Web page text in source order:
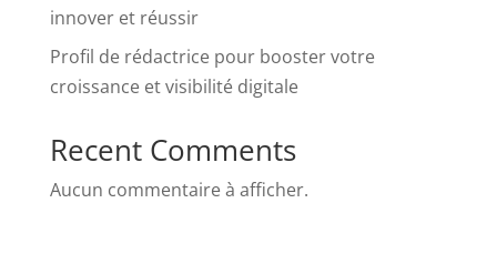
innover et réussir
Profil de rédactrice pour booster votre
croissance et visibilité digitale
Recent Comments
Aucun commentaire à afficher.